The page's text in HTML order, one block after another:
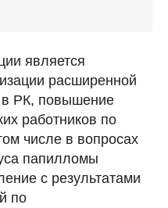
является
расширенной
РК, повышение
работников по
числе в вопросах
папилломы
с результатами
по